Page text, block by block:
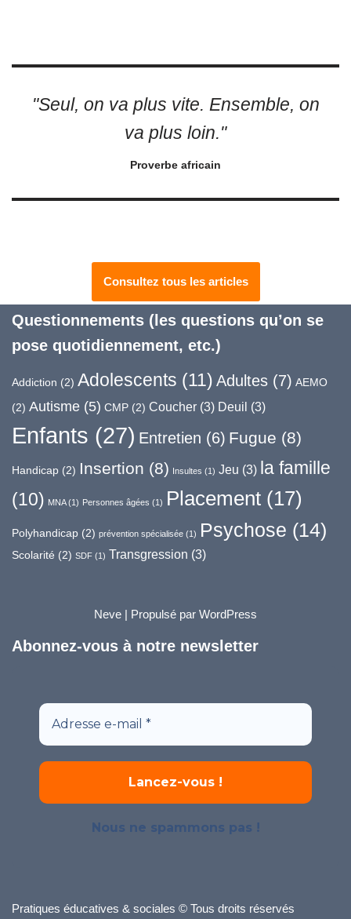
n
o
k
"Seul, on va plus vite. Ensemble, on
va plus loin."
Proverbe africain
Consultez tous les articles
Questionnements (les questions qu’on se
pose quotidiennement, etc.)
Addiction (2) Adolescents (11) Adultes (7) AEMO
(2) Autisme (5) CMP (2) Coucher (3) Deuil (3)
Enfants (27) Entretien (6) Fugue (8)
Handicap (2) Insertion (8) Insultes (1) Jeu (3) la famille
(10) MNA(1) Personnes âgées (1) Placement (17)
Polyhandicap (2) prévention spécialisée (1) Psychose (14)
Scolarité (2) SDF (1) Transgression (3)
Neve | Propulsé par WordPress
Abonnez-vous à notre newsletter
Nous ne spammons pas !
Pratiques éducatives & sociales © Tous droits réservés